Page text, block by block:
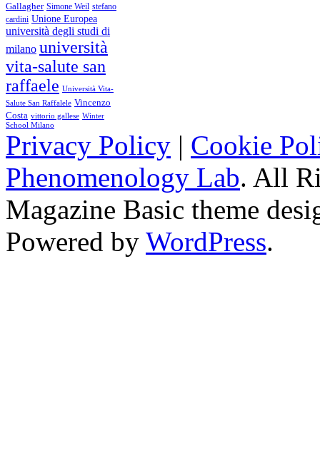
Gallagher Simone Weil stefano
cardini Unione Europea
università degli studi di
milano università
vita-salute san
raffaele Università Vita-
Salute San Raffalele Vincenzo
Costa vittorio gallese Winter
School Milano
Privacy Policy | Cookie
Phenomenology Lab. All
Magazine Basic theme
Powered by WordPress.